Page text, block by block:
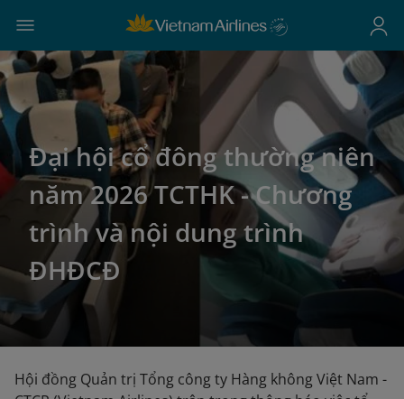
Đại hội cổ đông thường niên
năm 2026 TCTHK - Chương
trình và nội dung trình
ĐHĐCĐ
Hội đồng Quản trị Tổng công ty Hàng không Việt Nam -